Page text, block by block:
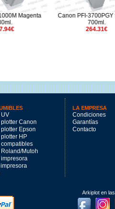
Canon PFI-3700PGY foto gris
UV
plotter Canon
Epson
HP
compatibles
Roland/Mutoh
LA EMPRESA
Condiciones
Garantías
Contacto
Arkiplot en
Facebook